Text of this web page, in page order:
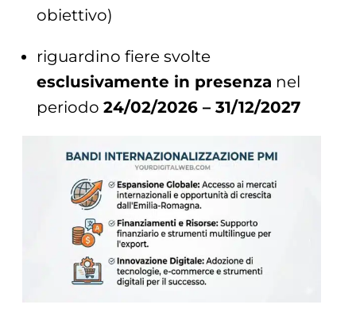
obiettivo)
riguardino fiere svolte
esclusivamente in presenza nel
periodo 24/02/2026 – 31/12/2027